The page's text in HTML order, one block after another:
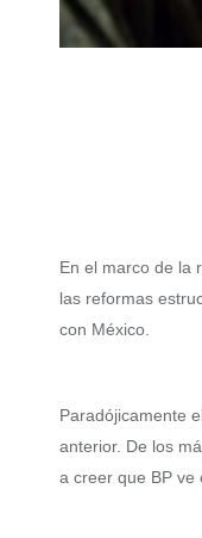
En el marco de la
las reformas
con México.
Paradójicamente
anterior. De los
a creer que BP ve